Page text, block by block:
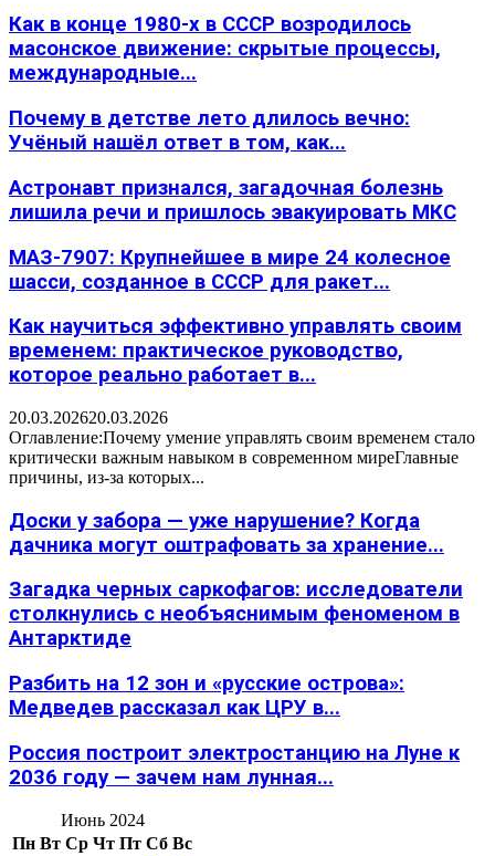
Как в конце 1980-х в СССР возродилось
масонское движение: скрытые процессы,
международные...
Почему в детстве лето длилось вечно:
Учёный нашёл ответ в том, как...
Астронавт признался, загадочная болезнь
лишила речи и пришлось эвакуировать МКС
МАЗ-7907: Крупнейшее в мире 24 колесное
шасси, созданное в СССР для ракет...
Как научиться эффективно управлять своим
временем: практическое руководство,
которое реально работает в...
20.03.202620.03.2026
Оглавление:Почему умение управлять своим временем стало
критически важным навыком в современном миреГлавные
причины, из-за которых...
Доски у забора — уже нарушение? Когда
дачника могут оштрафовать за хранение...
Загадка черных саркофагов: исследователи
столкнулись с необъяснимым феноменом в
Антарктиде
Разбить на 12 зон и «русские острова»:
Медведев рассказал как ЦРУ в...
Россия построит электростанцию на Луне к
2036 году — зачем нам лунная...
Июнь 2024
Пн Вт Ср Чт Пт Сб Вс